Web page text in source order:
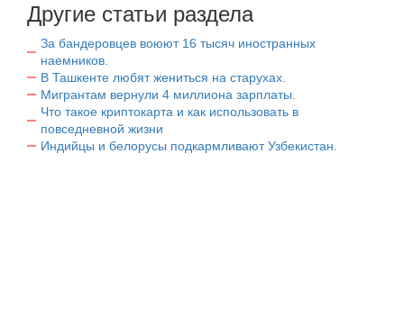
Другие статьи раздела
За бандеровцев воюют 16 тысяч иностранных
наемников.
В Ташкенте любят жениться на старухах.
Мигрантам вернули 4 миллиона зарплаты.
Что такое криптокарта и как использовать в
повседневной жизни
Индийцы и белорусы подкармливают Узбекистан.